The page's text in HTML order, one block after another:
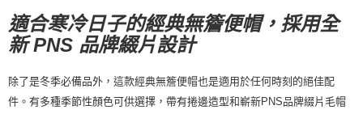
宅配
每筆NT$130，滿NT$10,000(含以上)免運費
適合寒冷日子的經典無簷便帽，採用全
新 PNS 品牌綴片設計
除了是冬季必備品外，這款經典無簷便帽也是適用於任何時刻的絕佳配
件。有多種季節性顏色可供選擇，帶有捲邊造型和嶄新PNS品牌綴片 毛帽